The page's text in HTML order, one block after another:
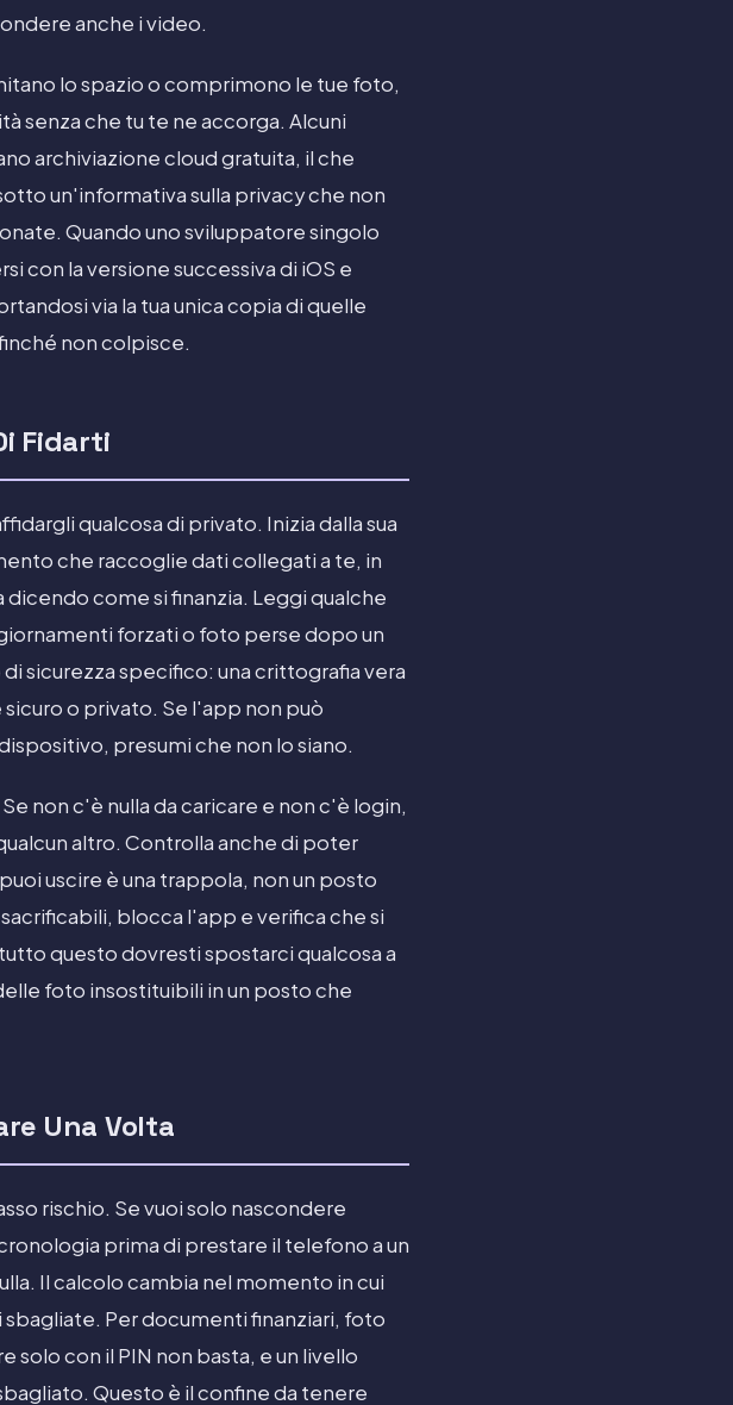
anche i video.
lo spazio o comprimono le tue foto,
senza che tu te ne accorga. Alcuni
archiviazione cloud gratuita, il che
un'informativa sulla privacy che non
Quando uno sviluppatore singolo
con la versione successiva di iOS e
via la tua unica copia di quelle
non colpisce.
Fidarti
qualcosa di privato. Inizia dalla sua
che raccoglie dati collegati a te, in
come si finanzia. Leggi qualche
forzati o foto perse dopo un
sicurezza specifico: una crittografia vera
o privato. Se l'app non può
presumi che non lo siano.
non c'è nulla da caricare e non c'è login,
altro. Controlla anche di poter
uscire è una trappola, non un posto
blocca l'app e verifica che si
questo dovresti spostarci qualcosa a
foto insostituibili in un posto che
Una Volta
rischio. Se vuoi solo nascondere
prima di prestare il telefono a un
Il calcolo cambia nel momento in cui
Per documenti finanziari, foto
solo con il PIN non basta, e un livello
Questo è il confine da tenere